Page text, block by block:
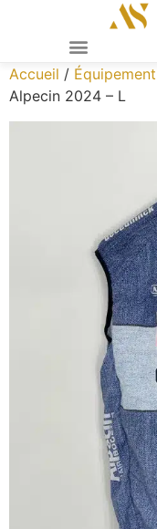
Accueil / Équipement
Alpecin 2024 – L